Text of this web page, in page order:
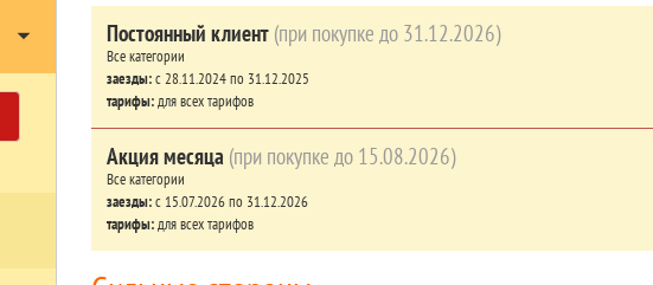
arrow_drop_down Постоянный клиент(при покупке до 31.12.2026)
Все категории
заезды:c 28.11.2024 по 31.12.2025
тарифы:для всех тарифов
Акция месяца(при покупке до 15.08.2026)
Все категории
заезды:c 15.07.2026 по 31.12.2026
тарифы:для всех тарифов